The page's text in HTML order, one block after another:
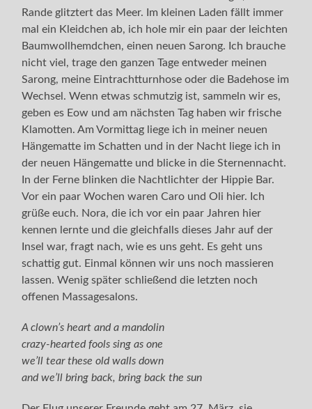
Rande glitztert das Meer. Im kleinen Laden fällt immer
mal ein Kleidchen ab, ich hole mir ein paar der leichten
Baumwollhemdchen, einen neuen Sarong. Ich brauche
nicht viel, trage den ganzen Tage entweder meinen
Sarong, meine Eintrachtturnhose oder die Badehose im
Wechsel. Wenn etwas schmutzig ist, sammeln wir es,
geben es Eow und am nächsten Tag haben wir frische
Klamotten. Am Vormittag liege ich in meiner neuen
Hängematte im Schatten und in der Nacht liege ich in
der neuen Hängematte und blicke in die Sternennacht.
In der Ferne blinken die Nachtlichter der Hippie Bar.
Vor ein paar Wochen waren Caro und Oli hier. Ich
grüße euch. Nora, die ich vor ein paar Jahren hier
kennen lernte und die gleichfalls dieses Jahr auf der
Insel war, fragt nach, wie es uns geht. Es geht uns
schattig gut. Einmal können wir uns noch massieren
lassen. Wenig später schließend die letzten noch
offenen Massagesalons.
A clown’s heart and a mandolin
crazy-hearted fools sing as one
we’ll tear these old walls down
and we’ll bring back, bring back the sun